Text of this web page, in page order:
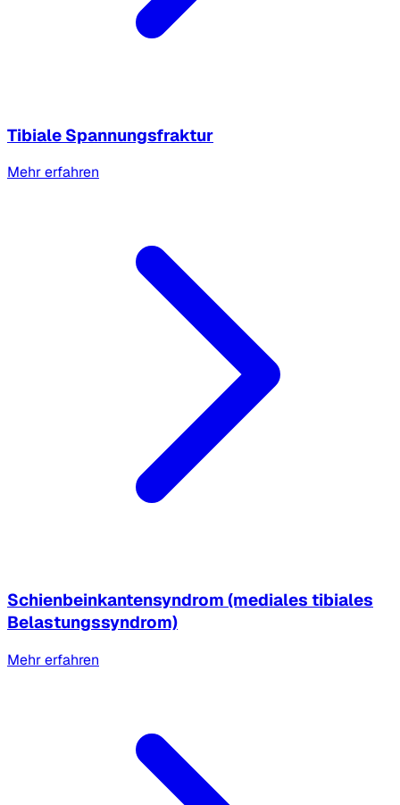
Tibiale Spannungsfraktur
Mehr erfahren
Schienbeinkantensyndrom (mediales tibiales
Belastungssyndrom)
Mehr erfahren